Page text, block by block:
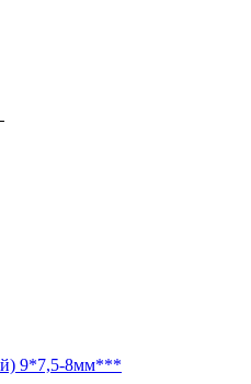
9*7,5-8мм***